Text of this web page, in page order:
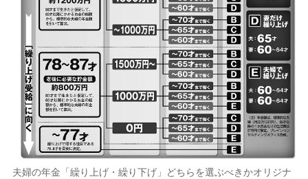
夫婦の年金「繰り上げ・繰り下げ」どちらを選ぶべきかオリジナ